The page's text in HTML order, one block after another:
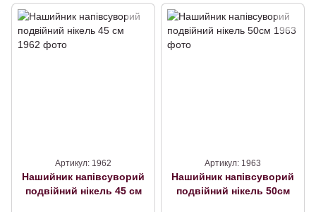
Артикул: 1962
Нашийник напівсуворий
подвійний нікель 45 см
Артикул: 1963
Нашийник напівсуворий
подвійний нікель 50см